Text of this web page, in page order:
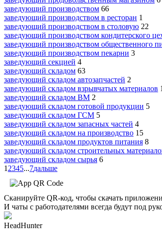
заведующий производством 66
заведующий производством в ресторан 1
заведующий производством в столовую 22
заведующий производством кондитерского
заведующий производством общественного
заведующий производством пекарни 3
заведующий секцией 4
заведующий складом 63
заведующий складом автозапчастей 2
заведующий складом взрывчатых материалов 1
заведующий складом ВМ 2
заведующий складом готовой продукции 5
заведующий складом ГСМ 5
заведующий складом запасных частей 4
заведующий складом на производство 15
заведующий складом продуктов питания 8
заведующий складом строительных
заведующий складом сырья 6
1 2345...7дальше
Сканируйте QR-код, чтобы скачать
И чаты с работодателями всегда будут под
HeadHunter